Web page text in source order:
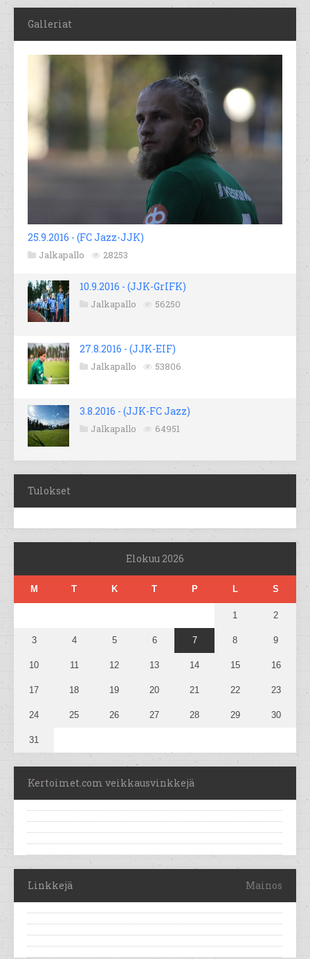
Galleriat
25.9.2016 - (FC Jazz-JJK)
Jalkapallo 28253
10.9.2016 - (JJK-GrIFK)
Jalkapallo 56250
27.8.2016 - (JJK-EIF)
Jalkapallo 53806
3.8.2016 - (JJK-FC Jazz)
Jalkapallo 64951
Tulokset
Elokuu 2026
M T K T P L S
1 2
3 4 5 6 7 8 9
10 11 12 13 14 15 16
17 18 19 20 21 22 23
24 25 26 27 28 29 30
31
Kertoimet.com veikkausvinkkejä
Linkkejä Mainos